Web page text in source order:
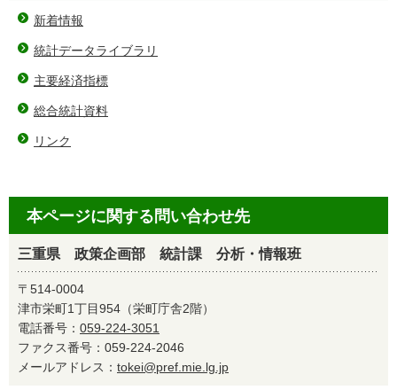
新着情報
統計データライブラリ
主要経済指標
総合統計資料
リンク
本ページに関する問い合わせ先
三重県 政策企画部 統計課 分析・情報班
〒514-0004
津市栄町1丁目954（栄町庁舎2階）
電話番号： 059-224-3051
ファクス番号：059-224-2046
メールアドレス： tokei@pref.mie.lg.jp